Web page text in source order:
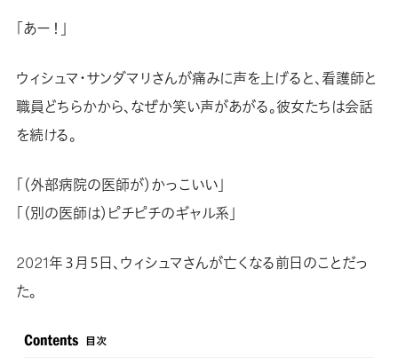
「あー！」
ウィシュマ・サンダマリさんが痛みに声を上げると、看護師と
職員どちらかから、なぜか笑い声があがる。彼女たちは会話
を続ける。
「（外部病院の医師が）かっこいい」
「（別の医師は）ピチピチのギャル系」
2021年３月５日、ウィシュマさんが亡くなる前日のことだっ
た。